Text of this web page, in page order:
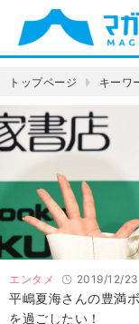
トップページ キーワ
エンタメ 2019/12/23
平嶋夏海さんの豊満
を過ごしたい！